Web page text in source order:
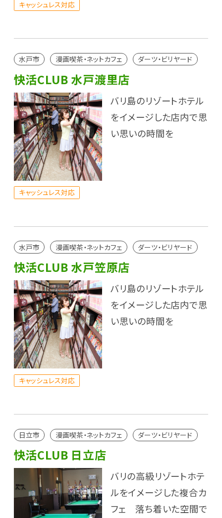
キャッシュレス対応
水戸市 漫画喫茶・ネットカフェ ダーツ・ビリヤード
快活CLUB 水戸渡里店
バリ島のリゾートホテル
をイメージした店内で思
い思いの時間を
キャッシュレス対応
水戸市 漫画喫茶・ネットカフェ ダーツ・ビリヤード
快活CLUB 水戸笠原店
バリ島のリゾートホテル
をイメージした店内で思
い思いの時間を
キャッシュレス対応
日立市 漫画喫茶・ネットカフェ ダーツ・ビリヤード
快活CLUB 日立店
バリの高級リゾートホテ
ルをイメージした複合カ
フェ 落ち着いた空間で